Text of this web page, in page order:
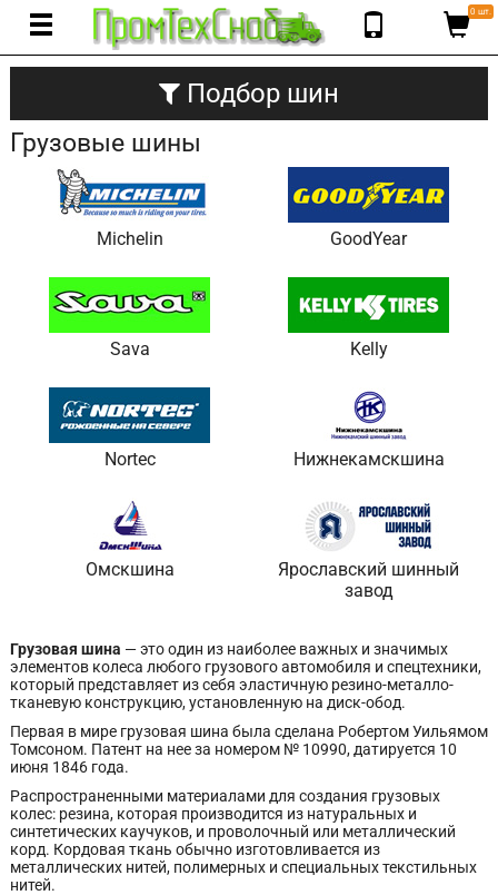
0 шт.
Подбор шин
Грузовые шины
Michelin GoodYear
Sava Kelly
Nortec Нижнекамскшина
Омскшина
Ярославский шинный
завод
Грузовая шина — это один из наиболее важных и значимых
элементов колеса любого грузового автомобиля и спецтехники,
который представляет из себя эластичную резино-металло-
тканевую конструкцию, установленную на диск-обод.
Первая в мире грузовая шина была сделана Робертом Уильямом
Томсоном. Патент на нее за номером № 10990, датируется 10
июня 1846 года.
Распространенными материалами для создания грузовых
колес: резина, которая производится из натуральных и
синтетических каучуков, и проволочный или металлический
корд. Кордовая ткань обычно изготовливается из
металлических нитей, полимерных и специальных текстильных
нитей.